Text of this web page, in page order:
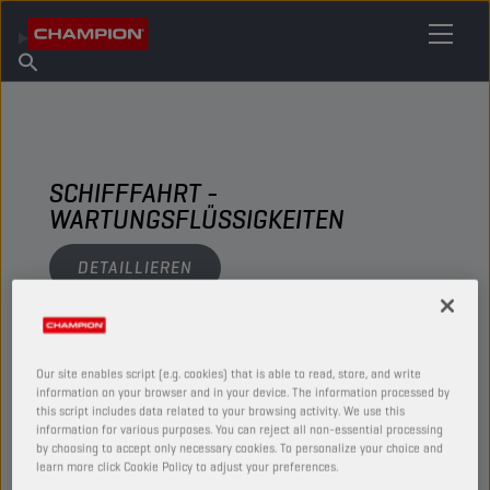
Über Champion
Händler finden
SCHIFFFAHRT -
WARTUNGSFLÜSSIGKEITEN
DETAILLIEREN
WARTUNGSFLÜSSIGKEITEN
Our site enables script (e.g. cookies) that is able to read, store, and write
information on your browser and in your device. The information processed by
this script includes data related to your browsing activity. We use this
information for various purposes. You can reject all non-essential processing
by choosing to accept only necessary cookies. To personalize your choice and
learn more click Cookie Policy to adjust your preferences.